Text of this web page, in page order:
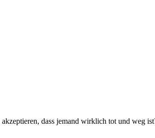
dass jemand wirk­lich tot und weg